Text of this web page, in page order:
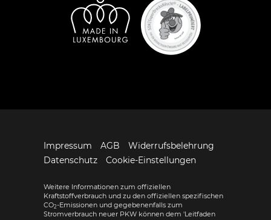
Impressum AGB
Widerrufsbelehrung
Datenschutz
Cookie-Einstellungen
Weitere Informationen zum offiziellen
Kraftstoffverbrauch und zu den offiziellen spezifischen
CO2-Emissionen und gegebenenfalls zum
Stromverbrauch neuer PKW können dem 'Leitfaden